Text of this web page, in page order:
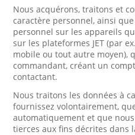
Nous acquérons, traitons et
caractère personnel, ainsi
personnel sur les appareils
sur les plateformes JET (par
mobile ou tout autre moyen),
commandant, créant un
contactant.
Nous traitons les données à
fournissez volontairement,
automatiquement et que
tierces aux fins décrites dans